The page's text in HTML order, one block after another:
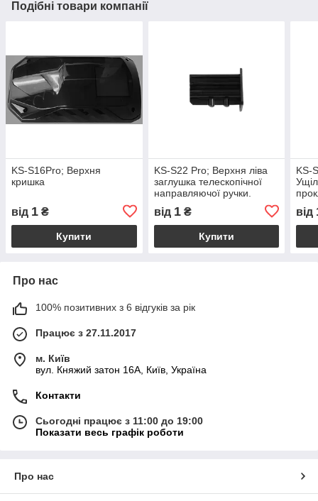
Подібні товари компанії
KS-S16Pro; Верхня
кришка
від 1 ₴
Купити
KS-S22 Pro; Верхня ліва
заглушка телескопічної
направляючої ручки.
від 1₴
Купити
KS-
від
Про нас
100% позитивних з 6 відгуків за рік
Працює з 27.11.2017
м. Київ
вул. Княжий затон 16А, Київ, Україна
Контакти
Сьогодні працює з 11:00 до 19:00
Показати весь графік роботи
Про нас